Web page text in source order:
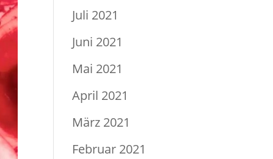
Juli 2021
Juni 2021
Mai 2021
April 2021
März 2021
Februar 2021